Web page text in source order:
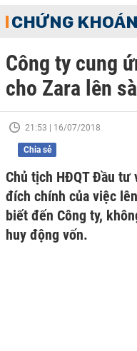
CHỨNG KHOÁN
Công ty cung
cho Zara lên
21:53 | 16/07/2018
Chia sẻ
Chủ tịch HĐQT Đầu tư
đích chính của việc
biết đến Công ty,
huy động vốn.